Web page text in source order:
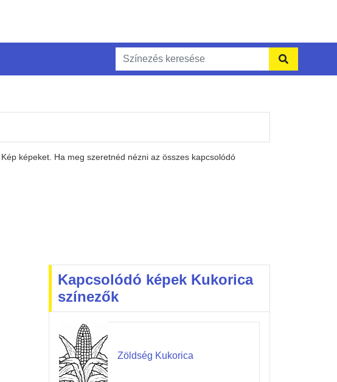
képeket. Ha meg szeretnéd nézni az összes kapcsolódó
Kapcsolódó képek Kukorica
színezők
Zöldség Kukorica